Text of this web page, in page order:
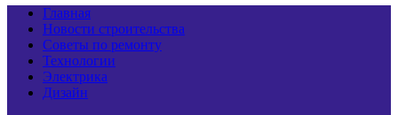
Главная
Новости строительства
Советы по ремонту
Технологии
Электрика
Дизайн